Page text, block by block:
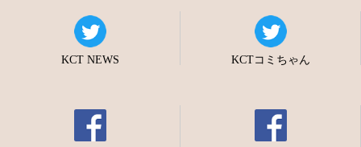
KCT NEWS KCTコミちゃん